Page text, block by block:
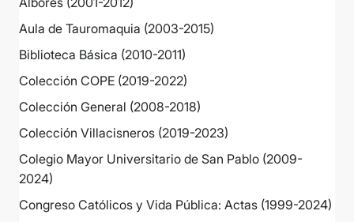
Aula de Tauromaquia (2003-2015)
Biblioteca Básica (2010-2011)
Colección COPE (2019-2022)
Colección General (2008-2018)
Colección Villacisneros (2019-2023)
Colegio Mayor Universitario de San Pablo (2009-
2024)
Congreso Católicos y Vida Pública: Actas (1999-2024)